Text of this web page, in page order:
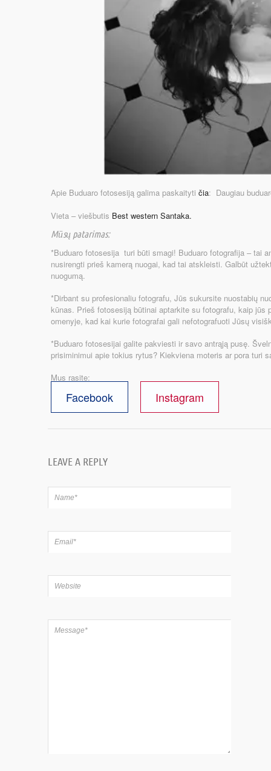
Apie Buduaro fotosesiją galima paskaityti čia: Daugiau
Vieta – viešbutis Best western Santaka.
Mūsų patarimas:
*Buduaro fotosesija turi būti smagi! Buduaro fotografija – tai
nusirengti prieš kamerą nuogai, kad tai atskleisti. Galbūt
nuogumą.
*Dirbant su profesionaliu fotografu, Jūs sukursite nuostabių
kūnas. Prieš fotosesiją būtinai aptarkite su fotografu, kaip
omenyje, kad kai kurie fotografai gali nefotografuoti Jūsų
*Buduaro fotosesijai galite pakviesti ir savo antrąją pusę.
prisiminimui apie tokius rytus? Kiekviena moteris ar pora turi
Mus rasite:
Facebook Instagram
LEAVE A REPLY